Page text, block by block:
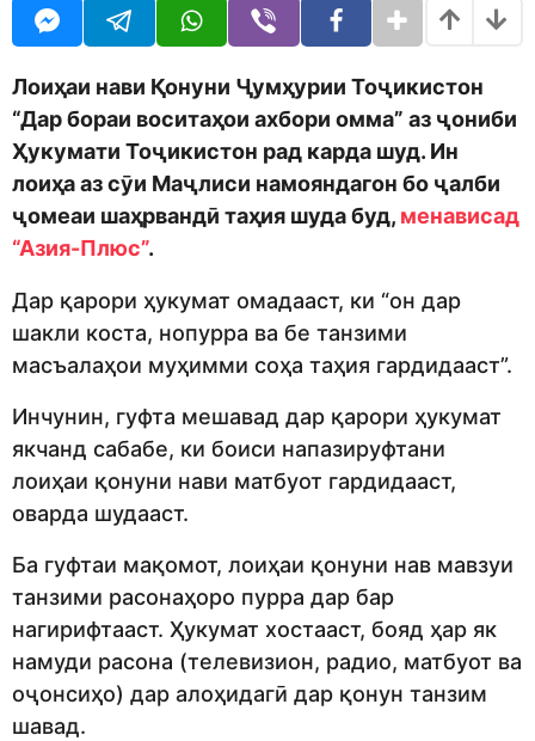
d
o
n
g
Лоиҳаи нави Қонуни Ҷумҳурии Тоҷикистон
“Дар бораи воситаҳои ахбори омма” аз ҷониби
Ҳукумати Тоҷикистон рад карда шуд. Ин
лоиҳааз сӯи Маҷлиси намояндагон бо ҷалби
ҷомеаи шаҳрвандӣ таҳия шуда буд, менависад
“Азия-Плюс”.
Дар қарори ҳукумат омадааст, ки “он дар
шакли коста, нопурра ва бе танзими
масъалаҳои муҳимми соҳа таҳия гардидааст”.
Инчунин, гуфта мешавад дар қарори ҳукумат
якчанд сабабе, ки боиси напазируфтани
лоиҳаи қонуни нави матбуот гардидааст,
оварда шудааст.
Ба гуфтаи мақомот, лоиҳаи қонуни нав мавзуи
танзими расонаҳоро пурра дар бар
нагирифтааст. Ҳукумат хостааст, бояд ҳар як
намуди расона (телевизион, радио, матбуот ва
оҷонсиҳо) дар алоҳидагӣ дар қонун танзим
шавад.